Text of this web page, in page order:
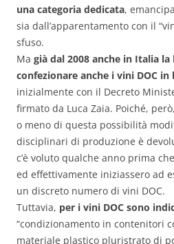
una categoria dedicata,
sia dall’apparentamento con il
sfuso.
Ma già dal 2008 anche in Italia la
confezionare anche i vini DOC in
inizialmente con il Decreto
firmato da Luca Zaia. Poiché,
o meno di questa possibilità
disciplinari di produzione è
c’è voluto qualche anno prima
ed effettivamente iniziassero ad
un discreto numero di vini DOC.
Tuttavia, per i vini DOC sono
“condizionamento in contenitori
materiale plastico pluristrato di